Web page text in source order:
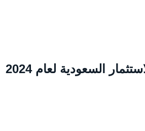
السعودية لعام 2024